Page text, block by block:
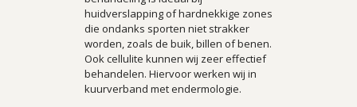
huidverslapping of hardnekkige zones
die ondanks sporten niet strakker
worden, zoals de buik, billen of benen.
Ook cellulite kunnen wij zeer effectief
behandelen. Hiervoor werken wij in
kuurverband met endermologie.